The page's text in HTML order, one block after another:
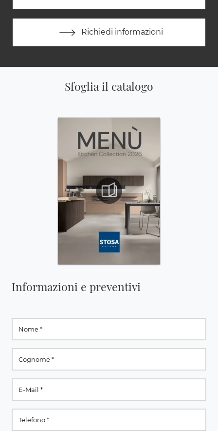
Richiedi informazioni
Sfoglia il catalogo
Informazioni e preventivi